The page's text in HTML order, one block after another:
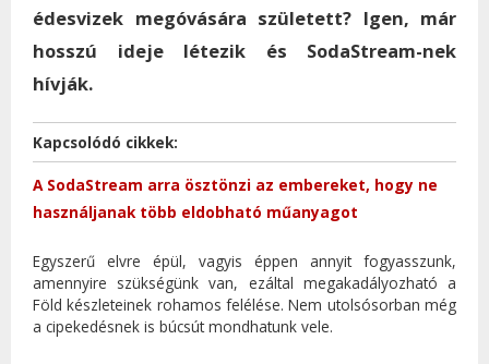
édesvizek megóvására született? Igen, már
hosszú ideje létezik és SodaStream-nek
hívják.
Kapcsolódó cikkek:
A SodaStream arra ösztönzi az embereket, hogy ne
használjanak több eldobható műanyagot
Egyszerű elvre épül, vagyis éppen annyit fogyasszunk,
amennyire szükségünk van, ezáltal megakadályozható a
Föld készleteinek rohamos felélése. Nem utolsósorban még
a cipekedésnek is búcsút mondhatunk vele.